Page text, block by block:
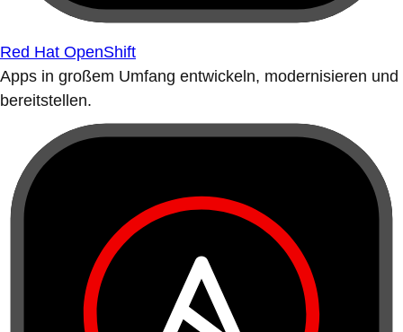
Red Hat OpenShift
Apps in großem Umfang entwickeln, modernisieren und
bereitstellen.